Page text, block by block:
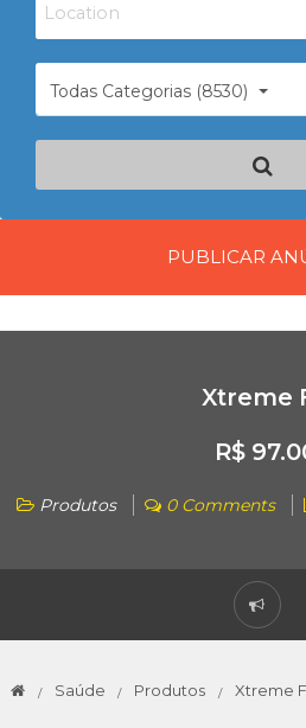
Todas Categorias (8530)
PUBLICAR
Xtreme
R$
Produtos 0 Comments
Saúde Produtos Xtreme